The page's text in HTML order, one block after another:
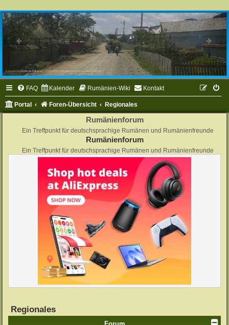
FAQ Kalender Rumänien-Wiki Kontakt
Portal Foren-Übersicht Regionales
Rumänienforum
Ein Treffpunkt für deutschsprachige Rumänen und Rumänienfreunde
Rumänienforum
Ein Treffpunkt für deutschsprachige Rumänen und Rumänienfreunde
Regionales